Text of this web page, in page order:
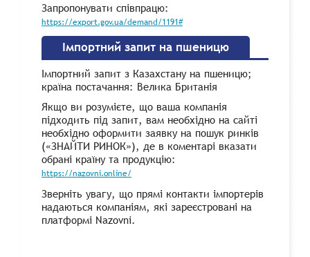
Запропонувати співпрацю:
https://export.gov.ua/demand/1191#
Імпортний запит на пшеницю
Імпортний запит з Казахстану на пшеницю;
країна постачання: Велика Британія
Якщо ви розумієте, що ваша компанія
підходить під запит, вам необхідно на сайті
необхідно оформити заявку на пошук ринків
(«ЗНАЙТИ РИНОК»), де в коментарі вказати
обрані країну та продукцію:
https://nazovni.online/
Зверніть увагу, що прямі контакти імпортерів
надаються компаніям, які зареєстровані на
платформі Nazovni.